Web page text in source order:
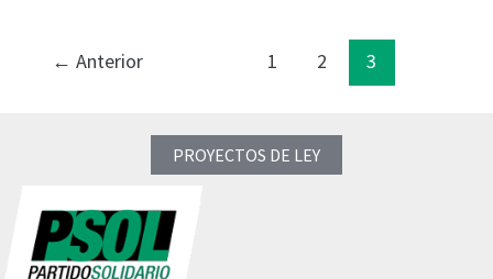
← Anterior 1 2 3
PROYECTOS DE LEY